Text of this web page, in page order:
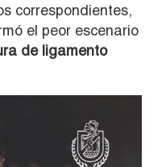
correspondientes,
el peor escenario
de ligamento